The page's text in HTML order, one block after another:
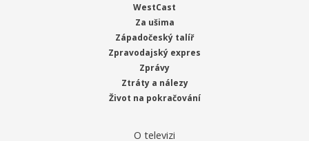
WestCast
Za ušima
Západočeský talíř
Zpravodajský expres
Zprávy
Ztráty a nálezy
Život na pokračování
O televizi